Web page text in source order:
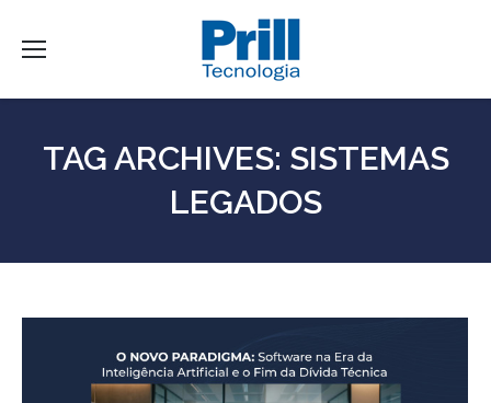
TAG ARCHIVES: SISTEMAS
LEGADOS